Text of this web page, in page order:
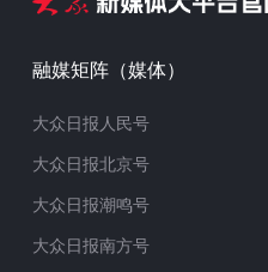
融媒矩阵（媒体）
大众日报人民号
大众日报北京号
大众日报潮鸣号
大众日报南方号